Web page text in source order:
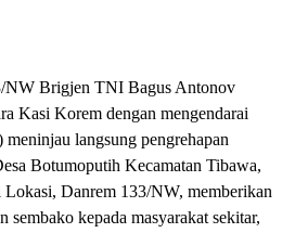
NW Brigjen TNI Bagus Antonov
Kasi Korem dengan mengendarai
langsung pengrehapan
Botumoputih Kecamatan Tibawa,
Danrem 133/NW, memberikan
sembako kepada masyarakat sekitar,